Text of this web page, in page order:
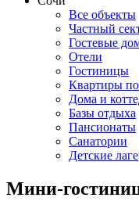
Все объекты
Частный
Гостевые
Отели
Гостиницы
Квартиры
Дома и
Базы отдыха
Пансионаты
Санатории
Детские
Мини-